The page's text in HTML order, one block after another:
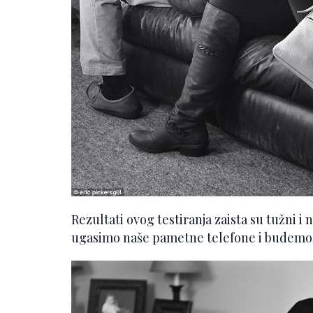
Rezultati ovog testiranja zaista su tužni i
ugasimo naše pametne telefone i